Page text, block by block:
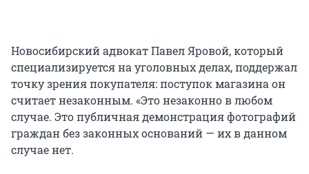
Новосибирский адвокат Павел Яровой, который
специализируется на уголовных делах, поддержал
точку зрения покупателя: поступок магазина он
считает незаконным. «Это незаконно в любом
случае. Это публичная демонстрация фотографий
граждан без законных оснований — их в данном
случае нет.